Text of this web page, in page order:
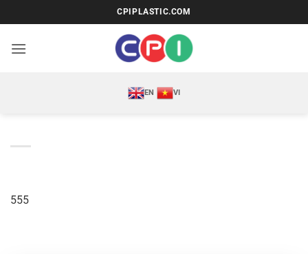
qua
nội
CPIPLASTIC.COM
EN VI
555